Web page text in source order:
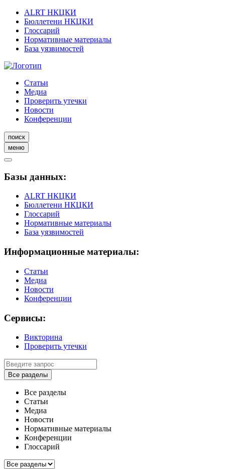
ALRT НКЦКИ
Бюллетени НКЦКИ
Глоссарий
Нормативные материалы
База уязвимостей
Статьи
Медиа
Проверить утечки
Новости
Конференции
поиск
меню
Базы данных:
ALRT НКЦКИ
Бюллетени НКЦКИ
Глоссарий
Нормативные материалы
База уязвимостей
Информационные материалы:
Статьи
Медиа
Новости
Конференции
Сервисы:
Викторина
Проверить утечки
Все разделы
Все разделы
Статьи
Медиа
Новости
Нормативные материалы
Конференции
Глоссарий